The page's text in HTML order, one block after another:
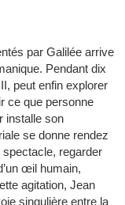
par Galilée arrive
Pendant dix
peut enfin explorer
ce que personne
installe son
se donne rendez
regarder
œil humain,
agitation, Jean
singulière entre la